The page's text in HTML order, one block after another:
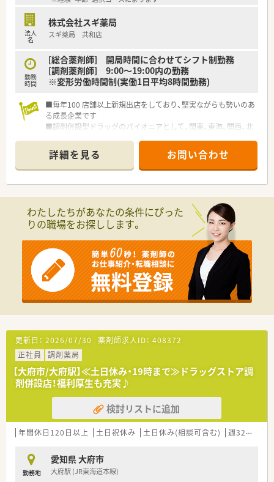
法人
名
株式会社スギ薬局
スギ薬局 共和店
勤務
時間
[総合薬剤師] 開局時間に合わせてシフト制勤務
[調剤薬剤師] 9:00～19:00内の勤務
※変形労働時間制(実働1日平均8時間勤務)
■毎年100 店舗以上新規出店をしており、堅実ながらも勢いのあ
る成長企業です
■調剤併設型ドラッグのパイオニアとして、関東、東海、関西、北
■研修制度は様々なプランがあり、集合研修だけでなく任意で受
講可能な研修も幅広く用意されています
■店舗で活躍する従業員、社外で活躍する従業員、将来経営幹部
となる従業員など、薬剤師として様々な活躍ができるフィールド
■総合薬剤師・調剤薬剤師（土日休み・19時までの勤務）どちらか
の働き方を選択できます
■調剤併設型だけでなく「医療モール・クリニック併設店舗」「敷
地内薬局」「訪問調剤特化型店舗」など様々な店舗を運営してい
ます
■在宅医療にも積極的取り組んでおり「訪問調剤特化型店舗」を
50店舗以上、無菌調剤室は業界最多の51店舗設置しています
■「プラチナくるみん認定企業」「健康経営優良法人2023（大規模
法人部門）認定」等を取得し一人ひとりが働きやすい環境が整備
されています
■充実した研修制度、人事制度、評価制度、キャリア支援制度等
詳細を見る お問い合わせ
わたしたちがあなたの条件にぴった
りの職場をお探しします。
更新日： 2026/07/30 薬剤師求人ID： 408372
正社員
調剤薬局
【大府市/大府駅】≪土日休み・19時まで≫ドラッグストア調
剤併設店！福利厚生も充実♪
検討リストに追加
年間休日120日以上 土日祝休み 土日休み(相談可含む) 週32h以上
勤務地
愛知県 大府市
大府駅 (JR東海道本線)